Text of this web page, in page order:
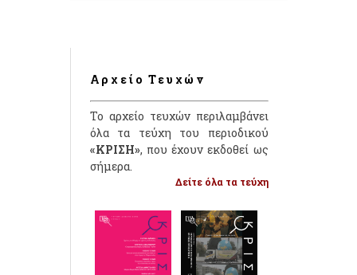
Αρχείο Τευχών
Το αρχείο τευχών περιλαμβάνει
όλα τα τεύχη του περιοδικού
«ΚΡΙΣΗ», που έχουν εκδοθεί ως
σήμερα.
Δείτε όλα τα τεύχη